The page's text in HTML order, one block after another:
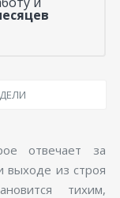
отвечает за
выходе из строя
тихим,